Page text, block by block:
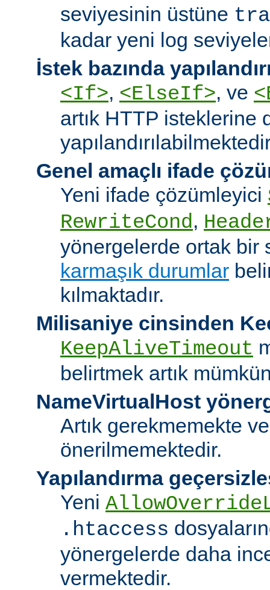
seviyesinin üstüne
kadar yeni log
İstek bazında
<If>, <ElseIf>, ve
artık HTTP isteklerine
Genel amaçlı ifade
Yeni ifade çözümleyici
RewriteCond,
yönergelerde ortak bir
karmaşık durumlar
kılmaktadır.
Milisaniye cinsinden
KeepAliveTimeout
belirtmek artık
NameVirtualHost
Artık gerekmemekte ve
önerilmemektedir.
Yapılandırma
Yeni
.htaccess
yönergelerde daha
vermektedir.